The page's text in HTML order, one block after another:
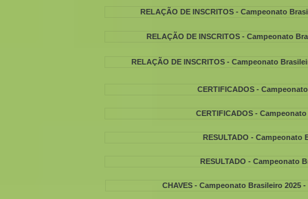
CHAVES - Campeonato Brasileiro 2025
RESULTADO - Campeonato
RESULTADO - Campeonato
CERTIFICADOS -
CERTIFICADOS -
RELAÇÃO DE INSCRITOS - Campeonato
RELAÇÃO DE INSCRITOS - Campeonato
RELAÇÃO DE INSCRITOS - Campeonato